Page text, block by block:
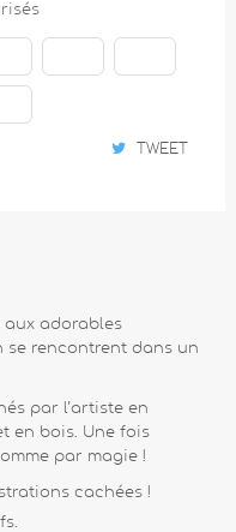
TWEET
aux adorables
se rencontrent dans un
par l’artiste en
en bois. Une fois
par magie !
cachées !